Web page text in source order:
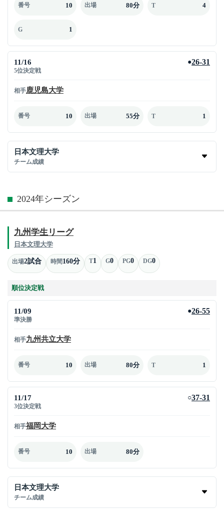
番号 10 出場 80分 T 4
G 1
11/16
5位決定戦
●26-31
相手鹿児島大学
番号 10 出場 55分 T 1
日本文理大学
チーム成績
2024年シーズン
九州学生リーグ
日本文理大学
出場2試合 時間160分 T1 G0 PG0 DG0
順位決定戦
11/09
準決勝
●26-55
相手九州共立大学
番号 10 出場 80分 T 1
11/17
3位決定戦
○37-31
相手福岡大学
番号 10 出場 80分
日本文理大学
チーム成績